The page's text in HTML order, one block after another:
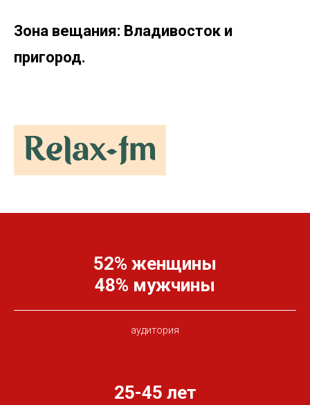
Зона вещания: Владивосток и
пригород.
52% женщины
48% мужчины
аудитория
25-45 лет